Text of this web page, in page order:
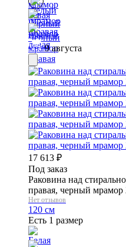
9 августа
17 613 ₽
Под заказ
Раковина над
правая, черный мрамор
Нет отзывов
120 см
Есть 1 размер